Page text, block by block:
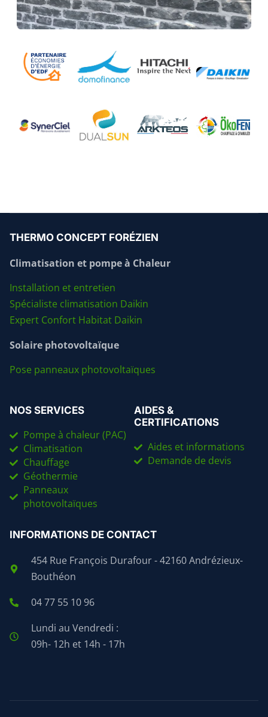
THERMO CONCEPT FORÉZIEN
Climatisation et pompe à Chaleur
Installation et entretien
Spécialiste climatisation Daikin
Expert Confort Habitat Daikin
Solaire photovoltaïque
Pose panneaux photovoltaïques
NOS SERVICES
Pompe à chaleur (PAC)
Climatisation
Chauffage
Géothermie
Panneaux
photovoltaïques
AIDES &
CERTIFICATIONS
Aides et informations
Demande de devis
INFORMATIONS DE CONTACT
454 Rue François Durafour - 42160 Andrézieux-
Bouthéon
04 77 55 10 96
Lundi au Vendredi :
09h- 12h et 14h - 17h